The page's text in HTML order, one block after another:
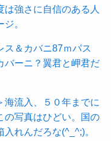
強さに自信のある人
。
ス＆カバニ87ｍパス
ーニ？翼君と岬君だ
海流入、５０年までに
写真はひどい。国の
れんだろな(^_^;)。